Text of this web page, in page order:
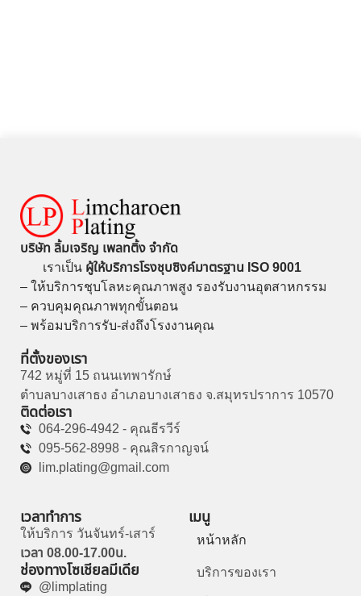
บริษัท ลิ้มเจริญ เพลทติ้ง จำกัด
เราเป็น ผู้ให้บริการโรงชุบซิงค์มาตรฐาน ISO 9001
– ให้บริการชุบโลหะคุณภาพสูง รองรับงานอุตสาหกรรม
– ควบคุมคุณภาพทุกขั้นตอน
– พร้อมบริการรับ-ส่งถึงโรงงานคุณ
ที่ตั้งของเรา
742 หมู่ที่ 15 ถนนเทพารักษ์
ตำบลบางเสาธง อำเภอบางเสาธง จ.สมุทรปราการ 10570
ติดต่อเรา
064-296-4942 - คุณธีรวีร์
095-562-8998 - คุณสิรกาญจน์
lim.plating@gmail.com
เวลาทำการ
ให้บริการ วันจันทร์-เสาร์
เวลา 08.00-17.00น.
ช่องทางโซเชียลมีเดีย
@limplating
เมนู
หน้าหลัก
บริการของเรา